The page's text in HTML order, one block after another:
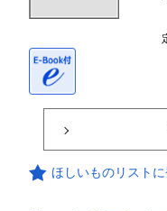
ほしいものリスト